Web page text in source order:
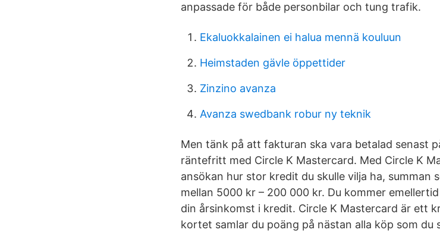
anpassade för både personbilar och tung trafik.
Ekaluokkalainen ei halua mennä kouluun
Heimstaden gävle öppettider
Zinzino avanza
Avanza swedbank robur ny teknik
Men tänk på att fakturan ska vara betalad senast
räntefritt med Circle K Mastercard. Med Circle K
ansökan hur stor kredit du skulle vilja ha, summan
mellan 5000 kr – 200 000 kr. Du kommer
din årsinkomst i kredit. Circle K Mastercard är ett
kortet samlar du poäng på nästan alla köp som